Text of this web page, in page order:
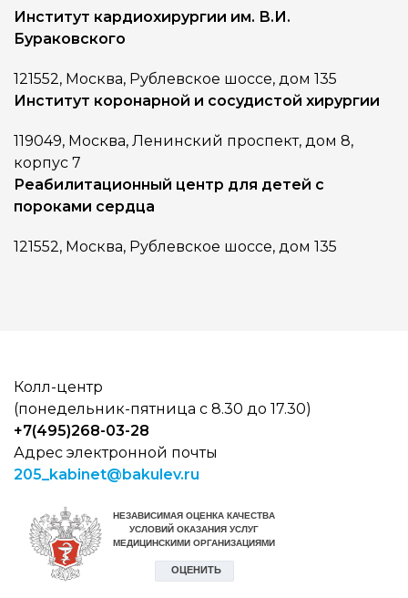
Институт кардиохирургии им. В.И.
Бураковского
121552, Москва, Рублевское шоссе, дом 135
Институт коронарной и сосудистой хирургии
119049, Москва, Ленинский проспект, дом 8,
корпус 7
Реабилитационный центр для детей с
пороками сердца
121552, Москва, Рублевское шоссе, дом 135
Колл-центр
(понедельник-пятница с 8.30 до 17.30)
+7(495)268-03-28
Адрес электронной почты
205_kabinet@bakulev.ru